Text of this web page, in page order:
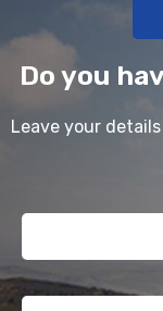
Do you
Leave your